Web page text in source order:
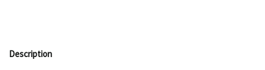
Description